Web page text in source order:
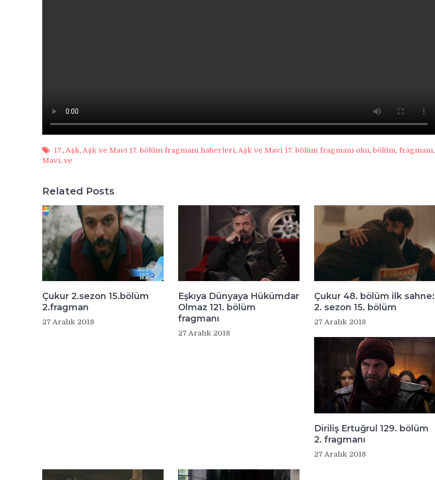
17.,Aşk,Aşk ve Mavi 17. bölüm fragmanı haberleri,Aşk ve Mavi 17. bölüm fragmanı oku, bölüm, fragmanı,
Mavi, ve
Related Posts
Çukur 2.sezon 15.bölüm
2.fragman
27 Aralık 2018
Eşkıya Dünyaya Hükümdar
Olmaz 121. bölüm
fragmanı
27 Aralık 2018
Çukur 48. bölüm ilk sahne:
2. sezon 15. bölüm
27 Aralık 2018
Diriliş Ertuğrul 129. bölüm
2. fragmanı
27 Aralık 2018